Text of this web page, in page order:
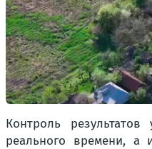
Контроль
реального времени, а